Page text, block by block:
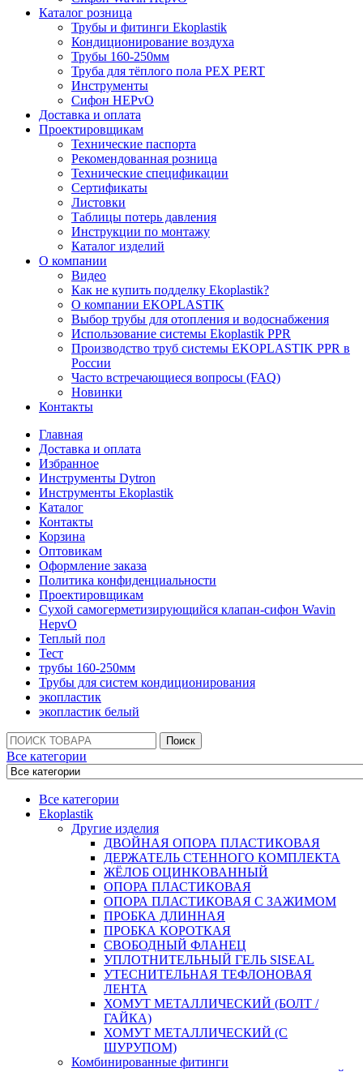
Каталог розница
Трубы и фитинги Ekoplastik
Кондиционирование воздуха
Трубы 160-250мм
Труба для тёплого пола PEX PERT
Инструменты
Сифон HEPvO
Доставка и оплата
Проектировщикам
Технические паспорта
Рекомендованная розница
Технические спецификации
Сертификаты
Листовки
Таблицы потерь давления
Инструкции по монтажу
Каталог изделий
О компании
Видео
Как не купить подделку Ekoplastik?
О компании EKOPLASTIK
Выбор трубы для отопления и водоснабжения
Использование системы Ekoplastik PPR
Производство труб системы EKOPLASTIK PPR в
России
Часто встречающиеся вопросы (FAQ)
Новинки
Контакты
Главная
Доставка и оплата
Избранное
Инструменты Dytron
Инструменты Ekoplastik
Каталог
Контакты
Корзина
Оптовикам
Оформление заказа
Политика конфиденциальности
Проектировщикам
Сухой самогерметизирующийся клапан-сифон Wavin
HepvO
Теплый пол
Тест
трубы 160-250мм
Трубы для систем кондиционирования
экопластик
экопластик белый
Поиск:
Поиск
Все категории
Все категории
Ekoplastik
Другие изделия
ДВОЙНАЯ ОПОРА ПЛАСТИКОВАЯ
ДЕРЖАТЕЛЬ СТЕННОГО КОМПЛЕКТА
ЖЁЛОБ ОЦИНКОВАННЫЙ
ОПОРА ПЛАСТИКОВАЯ
ОПОРА ПЛАСТИКОВАЯ С ЗАЖИМОМ
ПРОБКА ДЛИННАЯ
ПРОБКА КОРОТКАЯ
СВОБОДНЫЙ ФЛАНЕЦ
УПЛОТНИТЕЛЬНЫЙ ГЕЛЬ SISEAL
УТЕСНИТЕЛЬНАЯ ТЕФЛОНОВАЯ
ЛЕНТА
ХОМУТ МЕТАЛЛИЧЕСКИЙ (БОЛТ /
ГАЙКА)
ХОМУТ МЕТАЛЛИЧЕСКИЙ (С
ШУРУПОМ)
Комбинированные фитинги